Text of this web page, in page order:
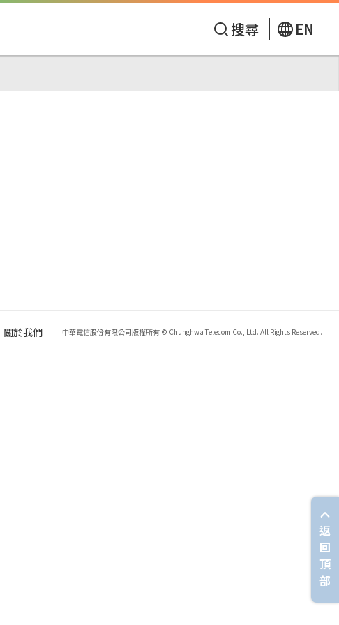
搜尋 EN
關於我們 中華電信股份有限公司版權所有 © Chunghwa Telecom Co., Ltd. All Rights Reserved.
返
回
頂
部